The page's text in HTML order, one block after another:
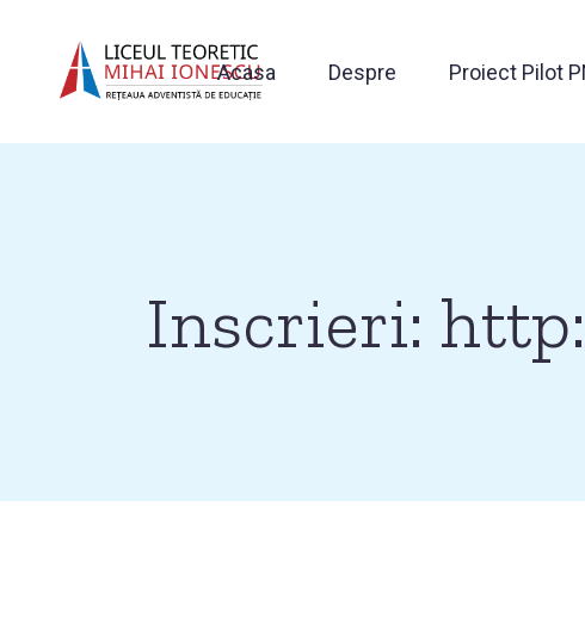
conținutul
principal
Acasa Despre Proiect Pilot
Inscrieri: